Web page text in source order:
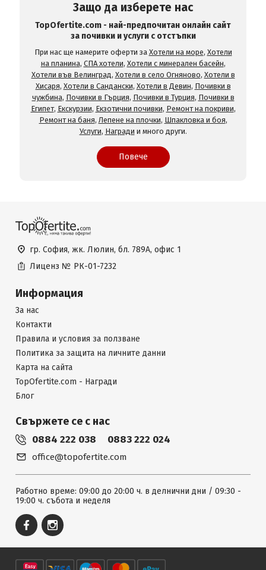
Защо да изберете нас
TopOfertite.com - най-предпочитан онлайн сайт
за почивки и услуги с отстъпки
При нас ще намерите оферти за Хотели на море, Хотели
на планина, СПА хотели, Хотели с минерален басейн,
Хотели във Велинград, Хотели в село Огняново, Хотели в
Хисаря, Хотели в Сандански, Хотели в Девин, Почивки в
чужбина, Почивки в Гърция, Почивки в Турция, Почивки в
Египет, Екскурзии, Екзотични почивки, Ремонт на покриви,
Ремонт на баня, Лепене на плочки, Шпакловка и боя,
Услуги, Награди и много други.
Повече
гр. София, жк. Люлин, бл. 789А, офис 1
Лиценз № РК-01-7232
Информация
За нас
Контакти
Правила и условия за ползване
Политика за защита на личните данни
Карта на сайта
TopOfertite.com - Награди
Блог
Свържете се с нас
0884 222 038 0883 222 024
office@topofertite.com
Работно време: 09:00 до 20:00 ч. в делнични дни / 09:30 -
19:00 ч. събота и неделя